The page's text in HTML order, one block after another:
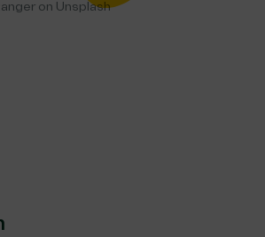
on Unsplash